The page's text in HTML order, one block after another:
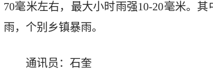
70毫米左右，最大小时雨强10-20毫米。
雨，个别乡镇暴雨。
通讯员：石奎